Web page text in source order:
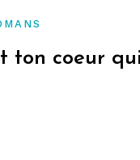
ton coeur